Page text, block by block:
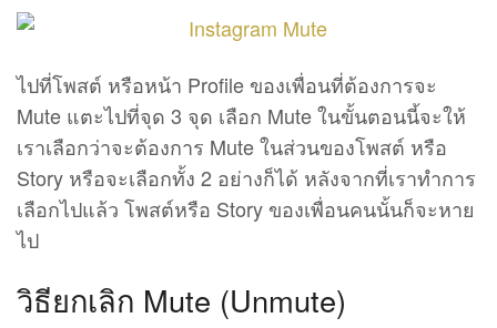
ไปที่โพสต์ หรือหน้า Profile ของเพื่อนที่ต้องการจะ
Mute แตะไปที่จุด 3 จุด เลือก Mute ในขั้นตอนนี้จะให้
เราเลือกว่าจะต้องการ Mute ในส่วนของโพสต์ หรือ
Story หรือจะเลือกทั้ง 2 อย่างก็ได้ หลังจากที่เราทำการ
เลือกไปแล้ว โพสต์หรือ Story ของเพื่อนคนนั้นก็จะหาย
ไป
วิธียกเลิก Mute (Unmute)